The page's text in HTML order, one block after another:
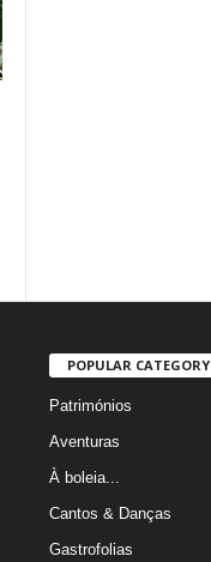
POPULAR CATEGORY
Patrimónios
Aventuras
À boleia...
Cantos & Danças
Gastrofolias